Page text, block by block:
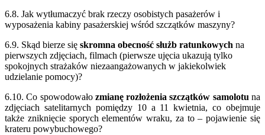
6.8. Jak wytłumaczyć brak rzeczy osobistych pasażerów i
wyposażenia kabiny pasażerskiej wśród szczątków maszyny?
6.9. Skąd bierze się skromna obecność służb ratunkowych na
pierwszych zdjęciach, filmach (pierwsze ujęcia ukazują tylko
spokojnych strażaków niezaangażowanych w jakiekolwiek
udzielanie pomocy)?
6.10. Co spowodowało zmianę rozłożenia szczątków samolotu na
zdjęciach satelitarnych pomiędzy 10 a 11 kwietnia, co obejmuje
także zniknięcie sporych elementów wraku, za to – pojawienie się
krateru powybuchowego?